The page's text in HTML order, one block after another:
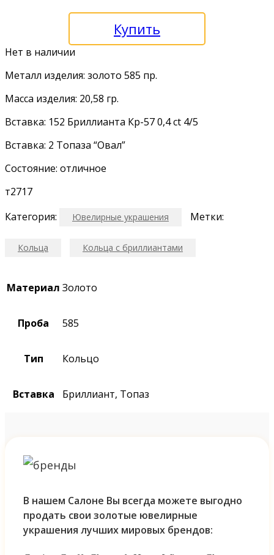
Купить
Нет в наличии
Металл изделия: золото 585 пр.
Масса изделия: 20,58 гр.
Вставка: 152 Бриллианта Кр-57 0,4 ct 4/5
Вставка: 2 Топаза “Овал”
Состояние: отличное
т2717
Категория:
Ювелирные украшения Метки:
Кольца Кольца с бриллиантами
Материал Золото
Проба 585
Тип Кольцо
Вставка Бриллиант, Топаз
В нашем Салоне Вы всегда можете выгодно
продать свои золотые ювелирные
украшения лучших мировых брендов: